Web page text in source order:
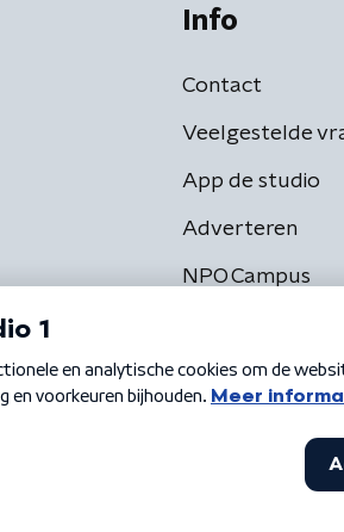
Info
Contact
Veelgestelde
App de studio
Adverteren
NPO Campus